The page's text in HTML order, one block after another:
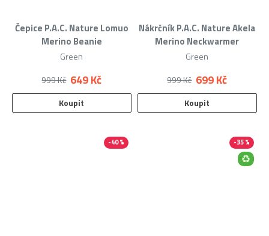
Čepice P.A.C. Nature Lomuo
Merino Beanie
Green
649 Kč
999 Kč
Koupit
Nákrčník P.A.C. Nature Akela
Merino Neckwarmer
Green
699 Kč
999 Kč
Koupit
-40 % -35 %